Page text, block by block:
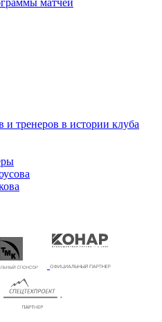
матчей
и тренеров в истории клуба